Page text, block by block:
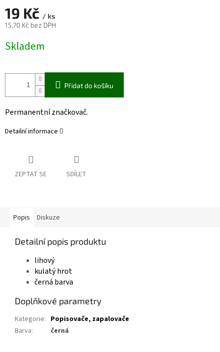
19 Kč / ks
15,70 Kč bez DPH
cena:
Skladem
Přidat do košíku
Permanentní značkovač.
Detailní informace
ZEPTAT SE SDÍLET
Popis Diskuze
Detailní popis produktu
lihový
kulatý hrot
černá barva
Doplňkové parametry
Kategorie: Popisovače, zapalovače
Barva: černá